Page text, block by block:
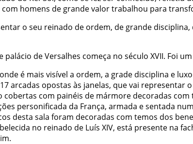
com homens de grandevalortrabalhou para
o seu reinado de ordem, de grande disciplina,
palácio deVersalhes começa no século XVII. Foi um
onde é mais visível a ordem, a grade disciplina e luxo
17arcadas opostas às janelas, quevai representar o
cobertas com painéis de mármore decoradas com
personificada da França, armada esentada num
desta sala foram decoradas com temos dos
no reinado de Luís XIV, está presente na
.